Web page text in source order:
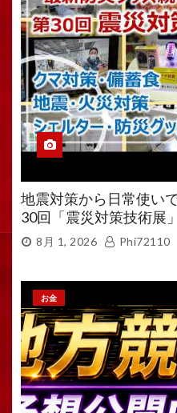
地震対策から日常使い
30回「震災対策技術展
えるTV・高荷智也］
8月 1, 2026 Phi72110
お金